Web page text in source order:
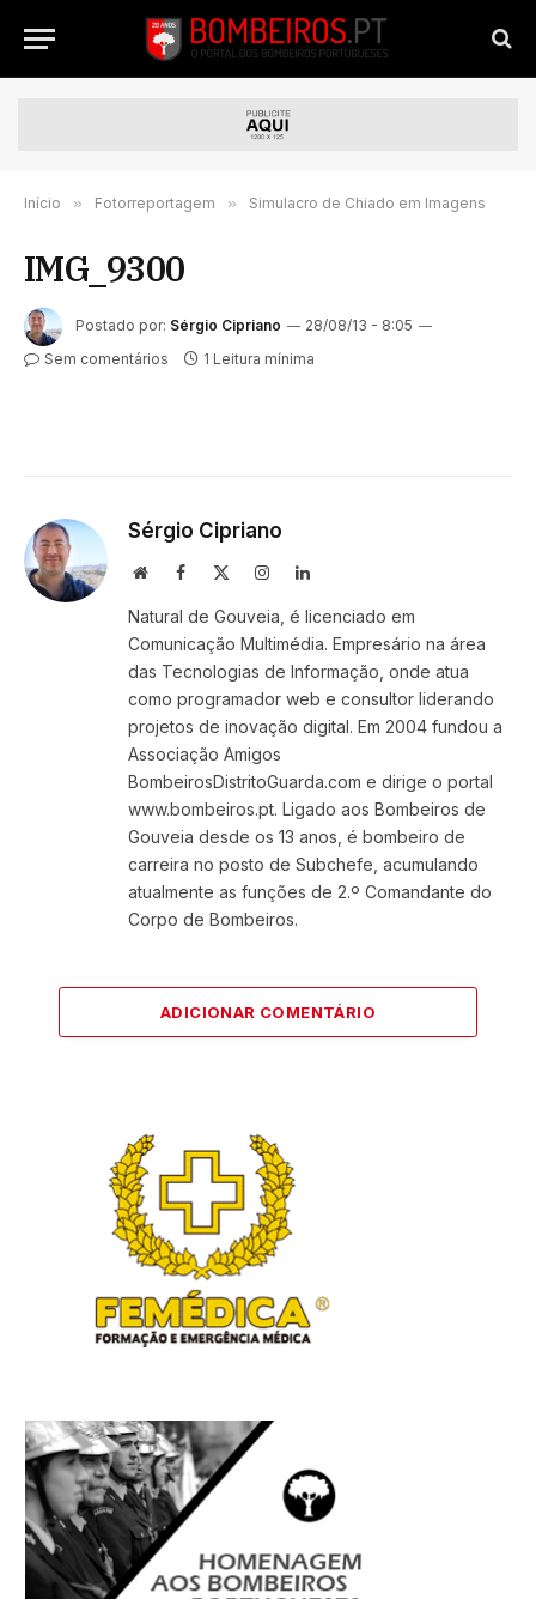
Início » Fotorreportagem » Simulacro de Chiado em Imagens
IMG_9300
Postado por: Sérgio Cipriano
28/08/13 - 8:05
Sem comentários
1 Leitura mínima
Sérgio Cipriano
WebsiteFacebook InstagramLinkedIn
Natural de Gouveia, é licenciado em
Comunicação Multimédia. Empresário na área
das Tecnologias de Informação, onde atua
como programador web e consultor liderando
projetos de inovação digital. Em 2004 fundou a
Associação Amigos
BombeirosDistritoGuarda.com e dirige o portal
www.bombeiros.pt. Ligado aos Bombeiros de
Gouveia desde os 13 anos, é bombeiro de
carreira no posto de Subchefe, acumulando
atualmente as funções de 2.º Comandante do
Corpo de Bombeiros.
ADICIONAR COMENTÁRIO